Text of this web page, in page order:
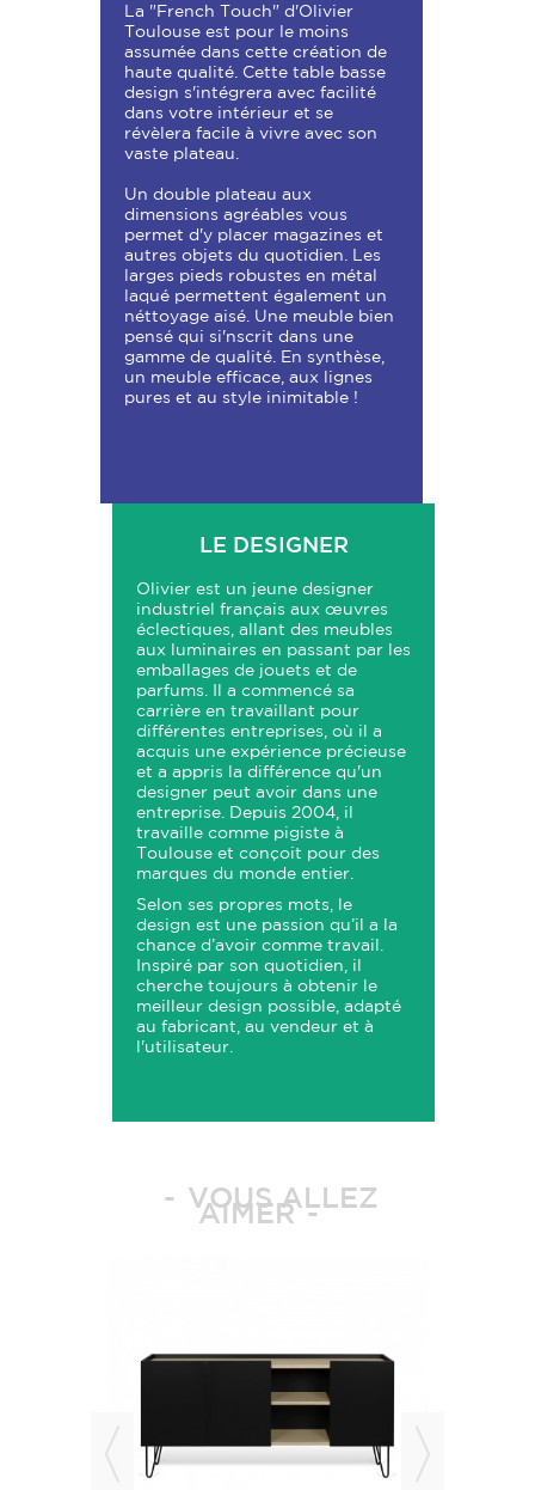
La "French Touch" d'Olivier
Toulouse est pour le moins
assumée dans cette création de
haute qualité. Cette table basse
design s'intégrera avec facilité
dans votre intérieur et se
révèlera facile à vivre avec son
vaste plateau.
Un double plateau aux
dimensions agréables vous
permet d'y placer magazines et
autres objets du quotidien. Les
larges pieds robustes en métal
laqué permettent également un
néttoyage aisé. Une meuble bien
pensé qui si'nscrit dans une
gamme de qualité. En synthèse,
un meuble efficace, aux lignes
pures et au style inimitable !
LE DESIGNER
Olivier est un jeune designer
industriel français aux œuvres
éclectiques, allant des meubles
aux luminaires en passant par les
emballages de jouets et de
parfums. Il a commencé sa
carrière en travaillant pour
différentes entreprises, où il a
acquis une expérience précieuse
et a appris la différence qu'un
designer peut avoir dans une
entreprise. Depuis 2004, il
travaille comme pigiste à
Toulouse et conçoit pour des
marques du monde entier.
Selon ses propres mots, le
design est une passion qu’il a la
chance d’avoir comme travail.
Inspiré par son quotidien, il
cherche toujours à obtenir le
meilleur design possible, adapté
au fabricant, au vendeur et à
l'utilisateur.
VOUS ALLEZ
AIMER